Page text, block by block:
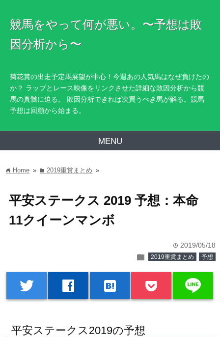
競馬をやって何が悪い。〜予想は敗
因分析から〜
菊花賞の出走予定馬展望が中心！今週あの人気馬はなぜ負けたの
か？ ラップとレース映像をリンクさせた詳細な敗因分析から競
馬の真髄に迫る。 敗因分析できれば次買うべき馬が解る。競馬
予想は回顧から始まる。
MENU
home Home » folder2019重賞まとめ »
平安ステークス 2019 予想：本命
11クイーンマンボ
time 2019/05/18
folder 2019重賞まとめ 予想
twitter facebook hatenabookmark line
平安ステークス2019の予想